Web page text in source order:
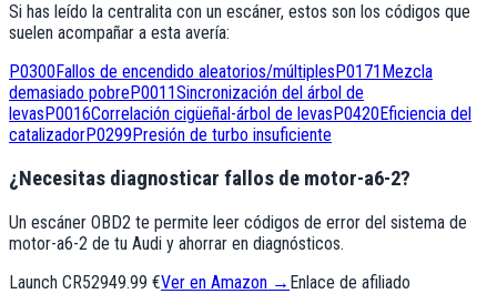
Si has leído la centralita con un escáner, estos son los códigos que
suelen acompañar a esta avería:
P0300 Fallos de encendido aleatorios/múltiples P0171 Mezcla
demasiado pobre P0011Sincronización del árbol de
levas P0016Correlación cigüeñal-árbol de levas P0420 Eficiencia del
catalizadorP0299 Presión de turbo insuficiente
¿Necesitas diagnosticar fallos de motor-a6-2?
Un escáner OBD2 te permite leer códigos de error del sistema de
motor-a6-2 de tu Audi y ahorrar en diagnósticos.
Launch CR52949.99 €Ver en Amazon → Enlace de afiliado